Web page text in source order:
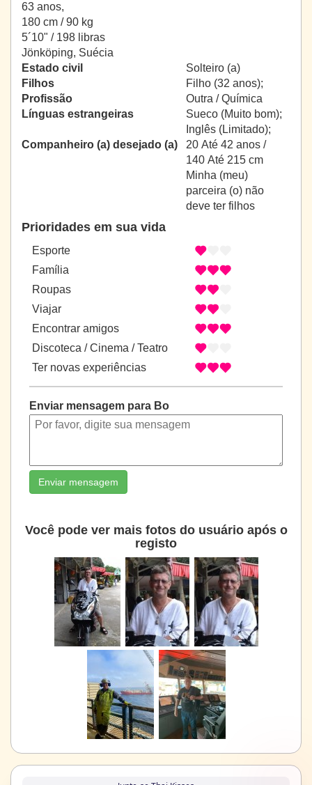
63 anos,
180 cm / 90 kg
5´10" / 198 libras
Jönköping, Suécia
Estado civil
Solteiro (a)
Filhos
Filho (32 anos);
Profissão
Outra / Química
Línguas estrangeiras
Sueco (Muito bom);
Inglês (Limitado);
Companheiro (a) desejado (a)
20 Até 42 anos /
140 Até 215 cm
Minha (meu)
parceira (o) não
deve ter filhos
Prioridades em sua vida
Esporte
Família
Roupas
Viajar
Encontrar amigos
Discoteca / Cinema / Teatro
Ter novas experiências
Enviar mensagem para Bo
Enviar mensagem
Você pode ver mais fotos do usuário após o
registo